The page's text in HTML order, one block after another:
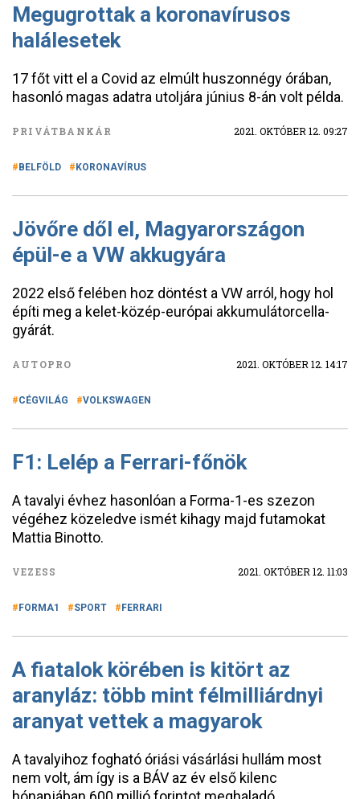
Megugrottak a koronavírusos
halálesetek
17 főt vitt el a Covid az elmúlt huszonnégy órában,
hasonló magas adatra utoljára június 8-án volt példa.
PRIVÁTBANKÁR 2021. OKTÓBER 12. 09:27
BELFÖLD KORONAVÍRUS
Jövőre dől el, Magyarországon
épül-e a VW akkugyára
2022 első felében hoz döntést a VW arról, hogy hol
építi meg a kelet-közép-európai akkumulátorcella-
gyárát.
AUTOPRO 2021. OKTÓBER 12. 14:17
CÉGVILÁG VOLKSWAGEN
F1: Lelép a Ferrari-főnök
A tavalyi évhez hasonlóan a Forma-1-es szezon
végéhez közeledve ismét kihagy majd futamokat
Mattia Binotto.
VEZESS 2021. OKTÓBER 12. 11:03
FORMA1 SPORT FERRARI
A fiatalok körében is kitört az
aranyláz: több mint félmilliárdnyi
aranyat vettek a magyarok
A tavalyihoz fogható óriási vásárlási hullám most
nem volt, ám így is a BÁV az év első kilenc